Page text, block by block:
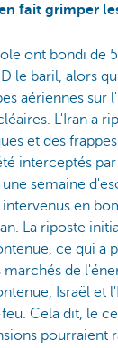
fait grimper
ont bondi de
le baril, alors
aériennes sur
L'Iran a
et des
interceptés
semaine
en
La riposte
ce qui a
marchés de
Israël et
Cela dit, le
pourraient